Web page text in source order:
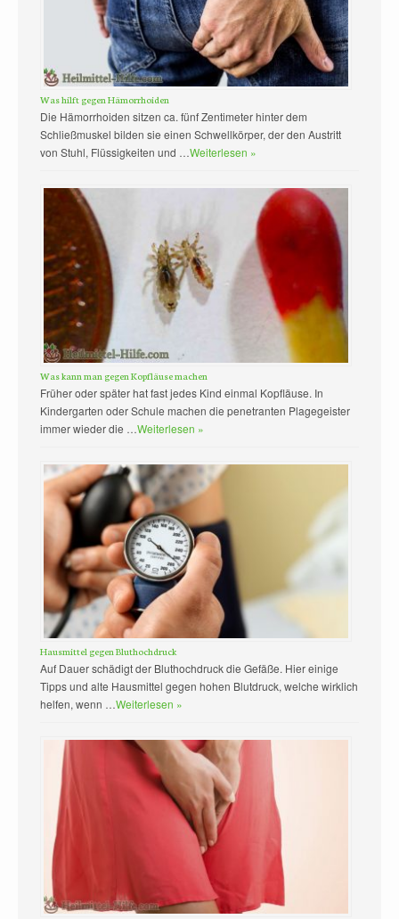
Was hilft gegen Hämorrhoiden
Die Hämorrhoiden sitzen ca. fünf Zentimeter hinter dem
Schließmuskel bilden sie einen Schwellkörper, der den Austritt
von Stuhl, Flüssigkeiten und …Weiterlesen »
Was kann man gegen Kopfläuse machen
Früher oder später hat fast jedes Kind einmal Kopfläuse. In
Kindergarten oder Schule machen die penetranten Plagegeister
immer wieder die …Weiterlesen »
Hausmittel gegen Bluthochdruck
Auf Dauer schädigt der Bluthochdruck die Gefäße. Hier einige
Tipps und alte Hausmittel gegen hohen Blutdruck, welche wirklich
helfen, wenn …Weiterlesen »